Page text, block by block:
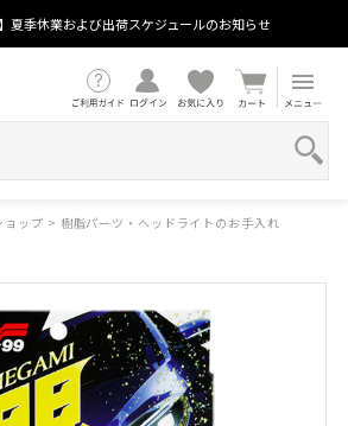
夏季休業および出荷スケジュールのお知らせ
ョップ > 樹脂パーツ・ヘッドライトのお手入れ